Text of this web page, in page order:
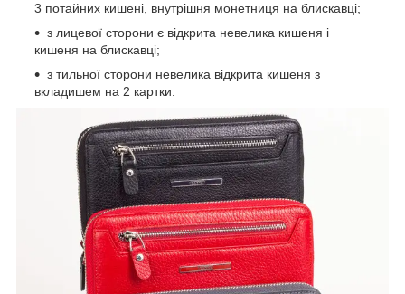
3 потайних кишені, внутрішня монетниця на блискавці;
з лицевої сторони є відкрита невелика кишеня і
кишеня на блискавці;
з тильної сторони невелика відкрита кишеня з
вкладишем на 2 картки.